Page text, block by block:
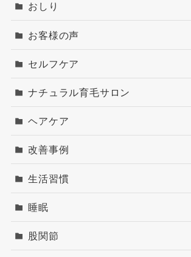
おしり
お客様の声
セルフケア
ナチュラル育毛サロン
ヘアケア
改善事例
生活習慣
睡眠
股関節